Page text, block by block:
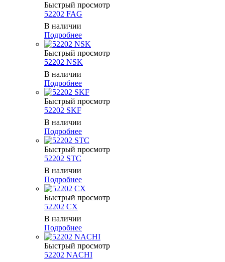
Быстрый просмотр
52202 FAG
В наличии
Подробнее
Быстрый просмотр
52202 NSK
В наличии
Подробнее
Быстрый просмотр
52202 SKF
В наличии
Подробнее
Быстрый просмотр
52202 STC
В наличии
Подробнее
Быстрый просмотр
52202 CX
В наличии
Подробнее
Быстрый просмотр
52202 NACHI